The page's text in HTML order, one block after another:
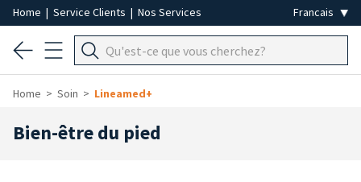
Home | Service Clients | Nos Services
Home Soin Lineamed+
Bien-être du pied